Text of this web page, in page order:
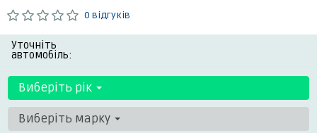
0 відгуків
Уточніть
автомобіль:
Виберіть рік
Виберіть марку